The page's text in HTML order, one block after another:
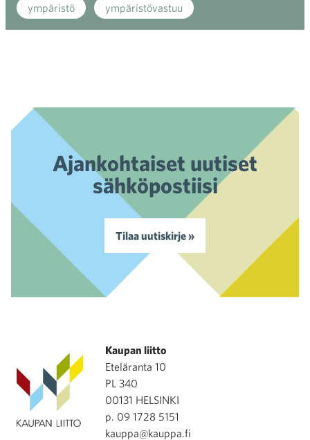
ympäristö ympäristövastuu
Ajankohtaiset uutiset
sähköpostiisi
Tilaa uutiskirje »
Kaupan liitto
Eteläranta 10
PL 340
00131 HELSINKI
p. 09 1728 5151
kauppa@kauppa.fi